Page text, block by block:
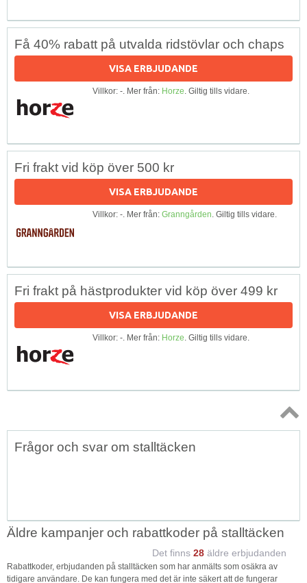
Få 40% rabatt på utvalda ridstövlar och chaps
VISA ERBJUDANDE
Villkor: -. Mer från: Horze. Giltig tills vidare.
Fri frakt vid köp över 500 kr
VISA ERBJUDANDE
Villkor: -. Mer från: Granngården. Giltig tills vidare.
Fri frakt på hästprodukter vid köp över 499 kr
VISA ERBJUDANDE
Villkor: -. Mer från: Horze. Giltig tills vidare.
Topp
Frågor och svar om stalltäcken
Äldre kampanjer och rabattkoder på stalltäcken
Det finns 28 äldre erbjudanden
Rabattkoder, erbjudanden på stalltäcken som har anmälts som osäkra av
tidigare användare. De kan fungera med det är inte säkert att de fungerar